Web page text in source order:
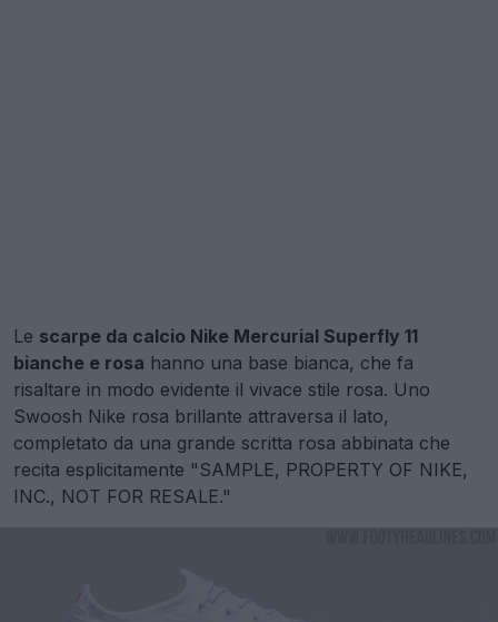
Le scarpe da calcio Nike Mercurial Superfly 11
bianche e rosa hanno una base bianca, che fa
risaltare in modo evidente il vivace stile rosa. Uno
Swoosh Nike rosa brillante attraversa il lato,
completato da una grande scritta rosa abbinata che
recita esplicitamente "SAMPLE, PROPERTY OF NIKE,
INC., NOT FOR RESALE."